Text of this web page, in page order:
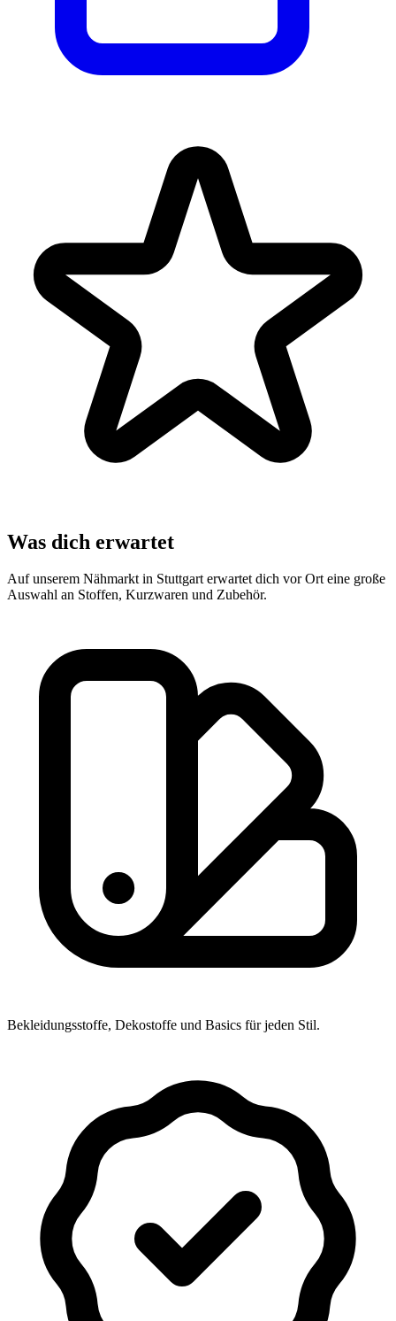
Was dich erwartet
Auf unserem Nähmarkt in Stuttgart erwartet dich vor Ort eine große
Auswahl an Stoffen, Kurzwaren und Zubehör.
Bekleidungsstoffe, Dekostoffe und Basics für jeden Stil.